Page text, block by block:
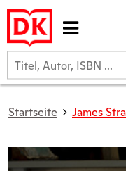
Startseite James